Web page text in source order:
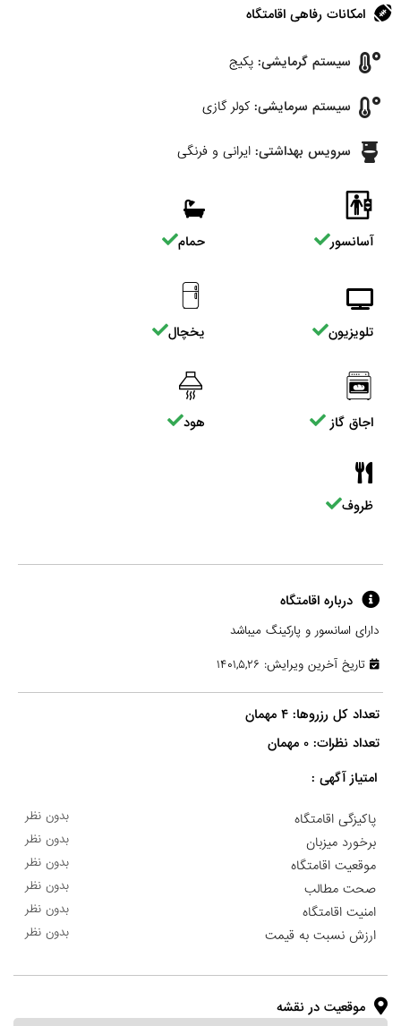
امکانات رفاهی اقامتگاه
سیستم گرمایشی: پکیج
سیستم سرمایشی: کولر گازی
سرویس بهداشتی: ایرانی و فرنگی
آسانسور حمام
تلویزیون یخچال
اجاق گاز هود
ظروف
درباره اقامتگاه
دارای اسانسور و پارکینگ میباشد
تاریخ آخرین ویرایش: ۱۴۰۱,۵,۲۶
تعداد کل رزروها: ۴ مهمان
تعداد نظرات: ۰ مهمان
امتیاز آگهی :
پاکیزگی اقامتگاه بدون نظر
برخورد میزبان بدون نظر
موقعیت اقامتگاه بدون نظر
صحت مطالب بدون نظر
امنیت اقامتگاه بدون نظر
ارزش نسبت به قیمت بدون نظر
موقعیت در نقشه